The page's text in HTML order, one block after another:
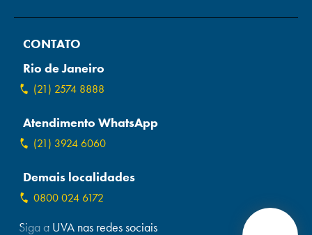
CONTATO
Rio de Janeiro
(21) 2574 8888
Atendimento WhatsApp
(21) 3924 6060
Demais localidades
0800 024 6172
Siga a UVA nas redes sociais